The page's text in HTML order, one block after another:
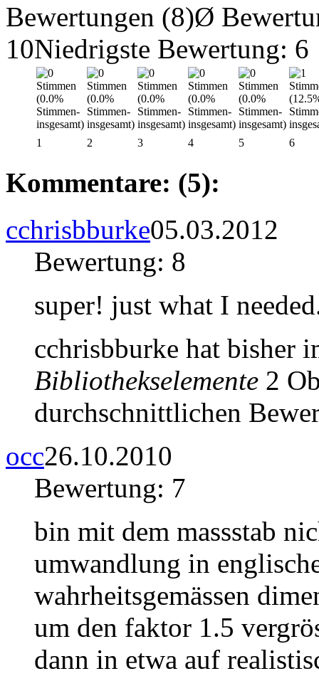
Bewertungen (8)Ø
10Niedrigste Bewertung: 6
1 2 3 4 5 6
Kommentare: (5):
cchrisbburke05.03.2012
Bewertung: 8
super! just what I
cchrisbburke hat bisher
Bibliothekselemente 2
durchschnittlichen
occ26.10.2010
Bewertung: 7
bin mit dem massstab
umwandlung in
wahrheitsgemässen
um den faktor 1.5
dann in etwa auf